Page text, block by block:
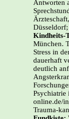
Antworten
Kindheits-
München.
Stress in
dauerhaft
deutlich
Psychiatrie
online.de/
Trauma-